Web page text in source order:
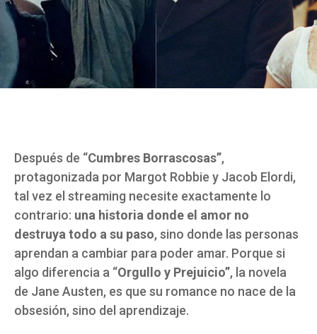
Después de “Cumbres Borrascosas”,
protagonizada por Margot Robbie y Jacob Elordi,
tal vez el streaming necesite exactamente lo
contrario: una historia donde el amor no
destruya todo a su paso, sino donde las personas
aprendan a cambiar para poder amar. Porque si
algo diferencia a “Orgullo y Prejuicio”, la novela
de Jane Austen, es que su romance no nace de la
obsesión, sino del aprendizaje.